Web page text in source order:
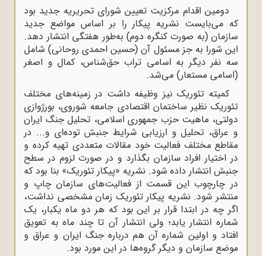
دومین اقدام مرکزیت تعیین شورای تحریریه جدید بود
که می‌بایست نشریه پیکار را بر اساس مواضع جدید
سازمان (به ‌صورت کنگره دوم) به‌طور هفتگی انتشار دهد.
این شورا به جز مسئول آن (حسین احمدی روحانی) شامل
سه نفر دیگر به اسامی تراب حق‌شناس، کمال و اصغر
(اسامی مستعار) می‌شد.
کمیته تئوریک نیز وظیفه داشت در زمینه‌های مختلف
تئوریک نظیر ساختمان اقتصادی جامعه شوروی، بورژوازی
دولتی، ماهیت حزب جمهوری اسلامی، تحلیل جنگ ایران
و عراق، تحلیل و ارزیابی شرایط جنبش توده‌ای و... در
مقاطع مختلف فعالیت خود مقالات متعددی تهیه کرده و
در اختیار افراد سازمان بگذارد و در صورت لزوم در سطح
جنبش انتشار داده شود. نشریه «پیکار تئوریک» بنا بود که
در چارچوب این قسمت از فعالیت‌های سازمان چاپ و
منتشر شود. نشریه پیکار تئوریک زمان مشخصی نداشت،
اگر چه در ابتدا قرار بر این بود که هر دو ماه یکبار، یک
شماره انتشار یابد؛ ولی انتشار آن تا چند ماه به تعویق
افتاد و اولین شماره آن هم درباره جنگ ایران و عراق و
موضع سازمان و دیگر گروه‌ها در این مورد بود.